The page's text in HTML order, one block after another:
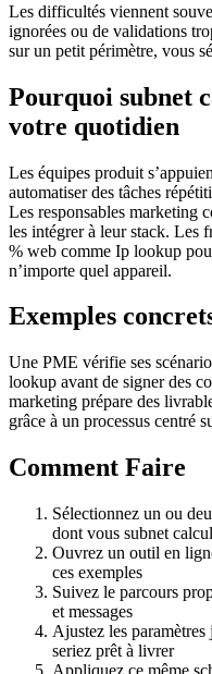
Les difficultés viennent
ignorées ou de validations
sur un petit périmètre, vous
Pourquoi subnet
votre quotidien
Les équipes produit
automatiser des tâches
Les responsables marketing
les intégrer à leur stack. Les
% web comme Ip lookup
n’importe quel appareil.
Exemples
Une PME vérifie ses
lookup avant de signer des
marketing prépare des
grâce à un processus centré
Comment Faire
Sélectionnez un ou
dont vous subnet
Ouvrez un outil en
ces exemples
Suivez le parcours
et messages
Ajustez les
seriez prêt à livrer